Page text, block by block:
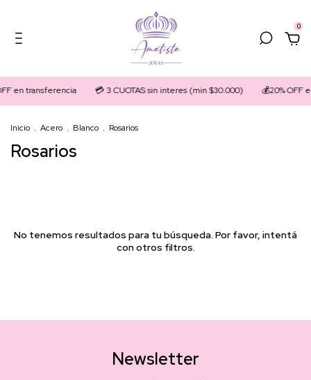
0
en transferencia 💳 3 CUOTAS sin interes (min $30.000) 💰20% OFF
Inicio . Acero . Blanco . Rosarios
Rosarios
No tenemos resultados para tu búsqueda. Por favor, intentá
con otros filtros.
Newsletter